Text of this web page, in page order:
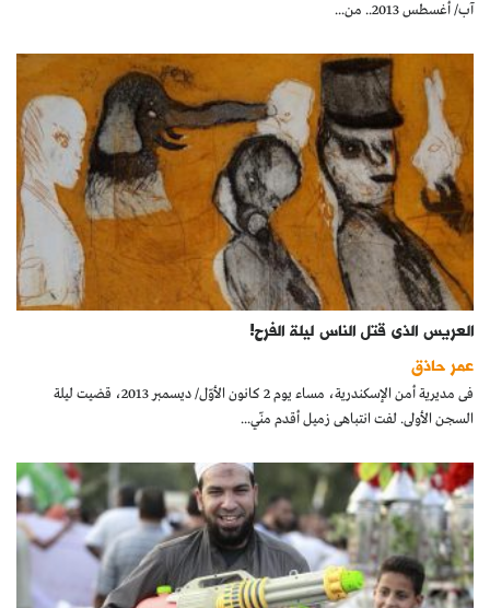
آب/ أغسطس 2013.. من...
العريس الذى قتل الناس ليلة الفرح!
عمر حاذق
فى مديرية أمن الإسكندرية، مساء يوم 2 كانون الأوّل/ ديسمبر 2013، قضيت ليلة
السجن الأولى. لفت انتباهى زميل أقدم منّي...